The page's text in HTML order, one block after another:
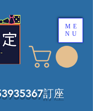
訂座
ME
NU